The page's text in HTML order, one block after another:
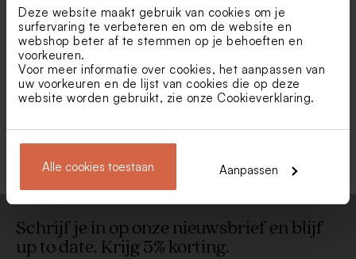
Deze website maakt gebruik van cookies om je
surfervaring te verbeteren en om de website en
webshop beter af te stemmen op je behoeften en
voorkeuren.
Voor meer informatie over cookies, het aanpassen van
uw voorkeuren en de lijst van cookies die op deze
website worden gebruikt, zie onze Cookieverklaring.
Alle cookies toestaan Aanpassen
Kleine envelop ecru Bruine eco enveloppe
Bekijk alle Enveloppen
Schrijf je in op onze nieuwsbrief en blijf
up to date. Krijg 5% korting.